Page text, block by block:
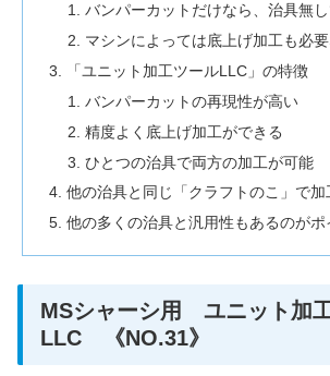
バンパーカットだけなら、治具無
マシンによっては底上げ加工も必
「ユニット加工ツールLLC」の特徴
バンパーカットの再現性が高い
精度よく底上げ加工ができる
ひとつの治具で両方の加工が可能
他の治具と同じ「クラフトのこ」で加
他の多くの治具と汎用性もあるのがポ
MSシャーシ用 ユニット加
LLC 《NO.31》